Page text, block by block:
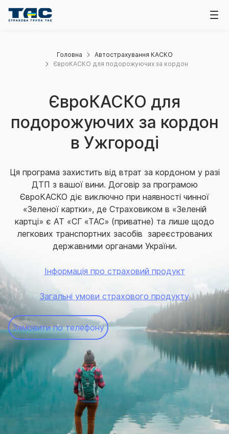
Головна
Автострахування КАСКО
ЄвроКАСКО для подорожуючих за кордон
ЄвроКАСКО для
подорожуючих за кордон
в Ужгороді
Ця програма захистить від втрат за кордоном у разі
ДТП з вашої вини. Договір за програмою
ЄвроКАСКО діє виключно при наявності чинної
«Зеленої картки», де Страховиком в «Зеленій
картці» є АТ «СГ «ТАС» (приватне) та лише щодо
легкових транспортних засобів зареєстрованих
державними органами України.
Інформація про страховий продукт
Загальні умови страхового продукту
Замовити по телефону